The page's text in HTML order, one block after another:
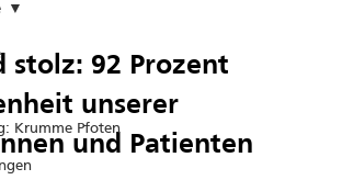
Krumme Pfoten
stolz: 92 Prozent
unserer
und Patienten